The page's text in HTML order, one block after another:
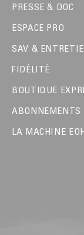
PRESSE & DOC
ESPACE PRO
SAV &
FIDÉLITÉ
BOUTIQUE
ABONNEMENTS
LA MACHINE